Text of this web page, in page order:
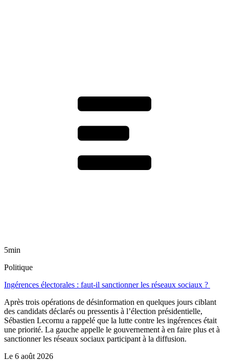
5min
Politique
Ingérences électorales : faut-il sanctionner les réseaux sociaux ?
Après trois opérations de désinformation en quelques jours ciblant
des candidats déclarés ou pressentis à l’élection présidentielle,
Sébastien Lecornu a rappelé que la lutte contre les ingérences était
une priorité. La gauche appelle le gouvernement à en faire plus et à
sanctionner les réseaux sociaux participant à la diffusion.
Le 6 août 2026